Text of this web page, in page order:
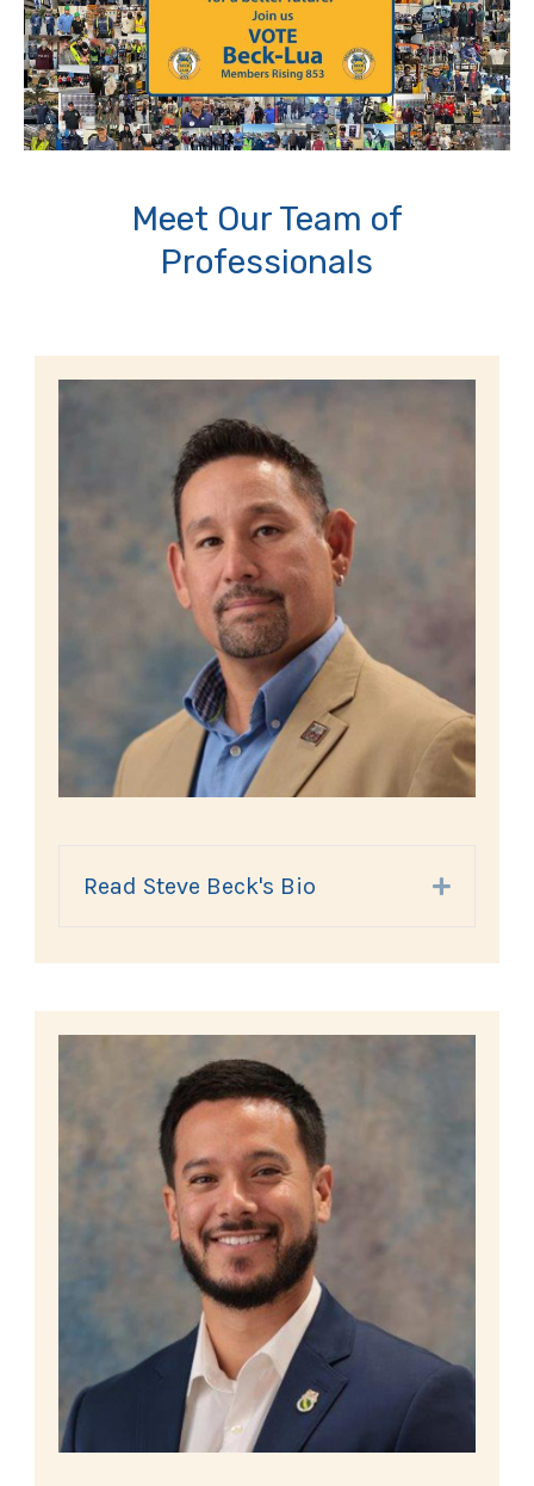
Meet Our Team of
Professionals
Read Steve Beck's Bio Expand